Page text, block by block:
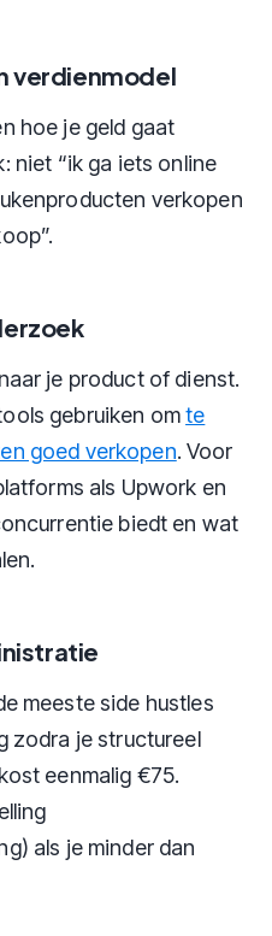
verdienmodel
hoe je geld gaat
niet “ik ga iets online
verkopen
je product of dienst.
gebruiken omte
goed verkopen. Voor
als Upwork en
biedt en wat
meeste side hustles
zodra je structureel
eenmalig €75.
als je minder dan